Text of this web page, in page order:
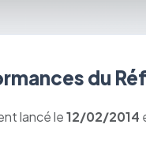
du
lancé le12/02/2014